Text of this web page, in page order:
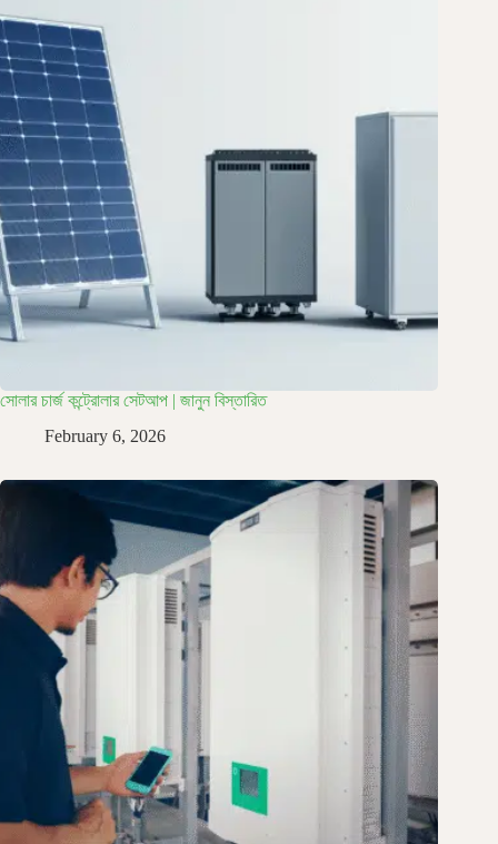
সোলার চার্জ কন্ট্রোলার সেটআপ | জানুন বিস্তারিত
February 6, 2026